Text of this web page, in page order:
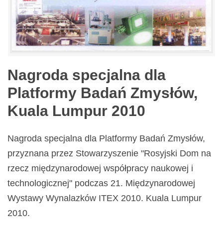
Nagroda specjalna dla
Platformy Badań Zmysłów,
Kuala Lumpur 2010
Nagroda specjalna dla Platformy Badań Zmysłów,
przyznana przez Stowarzyszenie "Rosyjski Dom na
rzecz międzynarodowej współpracy naukowej i
technologicznej" podczas 21. Międzynarodowej
Wystawy Wynalazków ITEX 2010. Kuala Lumpur
2010.